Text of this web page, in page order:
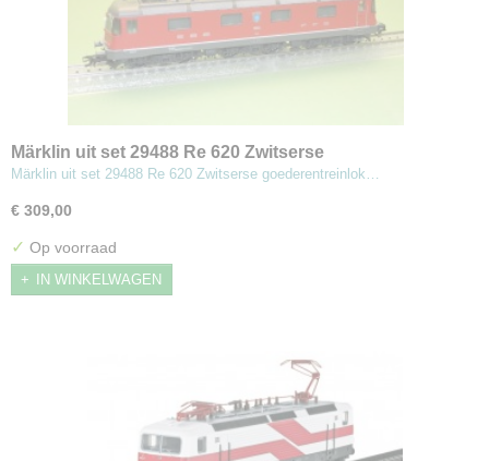
Märklin uit set 29488 Re 620 Zwitserse
goederentreinlok
Märklin uit set 29488 Re 620 Zwitserse goederentreinlok…
€ 309,00
✓ Op voorraad
IN WINKELWAGEN